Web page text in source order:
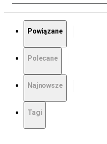
Powiązane
Polecane
Najnowsze
Tagi